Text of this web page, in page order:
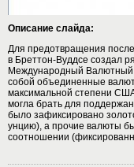
Описание слайда:
Для предотвращения
в Бреттон-Вуддсе создал
Международный
собой объединенные
максимальной степени
могла брать для
было зафиксировано
унцию), а прочие валюты
соотношении